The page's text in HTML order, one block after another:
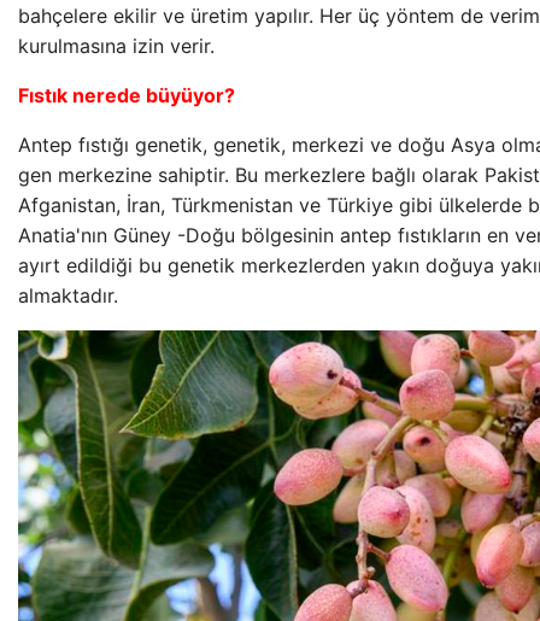
bahçelere ekilir ve üretim yapılır. Her üç yöntem de
kurulmasına izin verir.
Fıstık nerede büyüyor?
Antep fıstığı genetik, genetik, merkezi ve doğu Asya
gen merkezine sahiptir. Bu merkezlere bağlı olarak
Afganistan, İran, Türkmenistan ve Türkiye gibi ülkelerde
Anatia'nın Güney -Doğu bölgesinin antep fıstıkların en
ayırt edildiği bu genetik merkezlerden yakın doğuya
almaktadır.